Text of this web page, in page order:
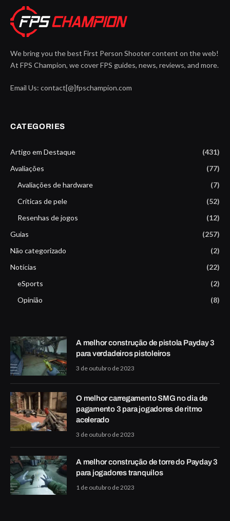
We bring you the best First Person Shooter content on the web!
At FPS Champion, we cover FPS guides, news, reviews, and more.
Email Us: contact[@]fpschampion.com
CATEGORIES
Artigo em Destaque
(431)
Avaliações
(77)
Avaliações de hardware
(7)
Críticas de pele
(52)
Resenhas de jogos
(12)
Guias
(257)
Não categorizado
(2)
Notícias
(22)
eSports
(2)
Opinião
(8)
A melhor construção de pistola Payday 3
para verdadeiros pistoleiros
3 de outubro de 2023
O melhor carregamento SMG no dia de
pagamento 3 para jogadores de ritmo
acelerado
3 de outubro de 2023
A melhor construção de torre do Payday 3
para jogadores tranquilos
1 de outubro de 2023